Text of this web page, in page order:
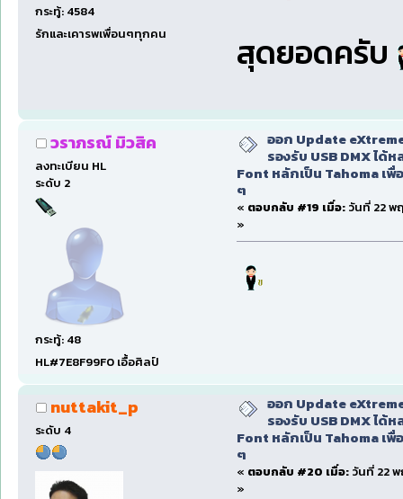
กระทู้: 4584
รักและเคารพเพื่อนๆทุกคน
สุดยอดครับ
วราภรณ์ มิวสิค
ลงทะเบียน HL
ระดับ 2
กระทู้: 48
HL#7E8F99F0 เอื้อศิลป์
ออก Update
รองรับ USB DMX ได้
Font หลักเป็น Tahoma เพื่
ๆ
« ตอบกลับ #19 เมื่อ: วันที่ 22 พ
»
nuttakit_p
ระดับ 4
ออก Update
รองรับ USB DMX ได้
Font หลักเป็น Tahoma เพื่
ๆ
« ตอบกลับ #20 เมื่อ: วันที่ 22
»